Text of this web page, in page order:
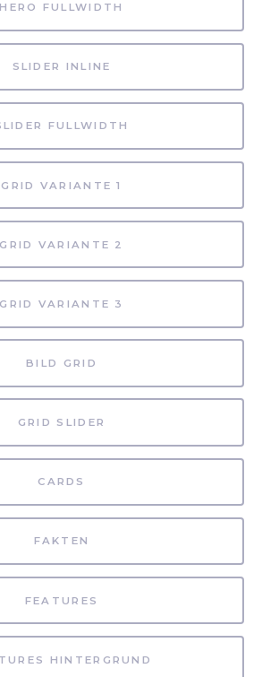
HERO FULLWIDTH
SLIDER INLINE
FULLWIDTH
GRID VARIANTE 1
GRID VARIANTE 2
GRID VARIANTE 3
BILD GRID
GRID SLIDER
CARDS
FAKTEN
FEATURES
HINTERGRUND